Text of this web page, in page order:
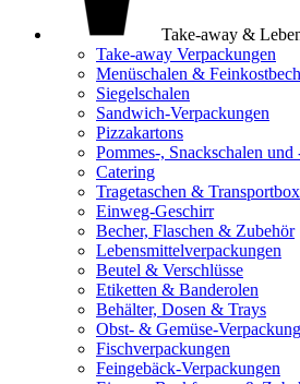
Take-away &
Take-away Verpackungen
Menüschalen &
Siegelschalen
Sandwich-Verpackungen
Pizzakartons
Pommes-, Snackschalen und
Catering
Tragetaschen &
Einweg-Geschirr
Becher, Flaschen & Zubehör
Lebensmittelverpackungen
Beutel & Verschlüsse
Etiketten & Banderolen
Behälter, Dosen & Trays
Obst- & Gemüse-
Fischverpackungen
Feingebäck-Verpackungen